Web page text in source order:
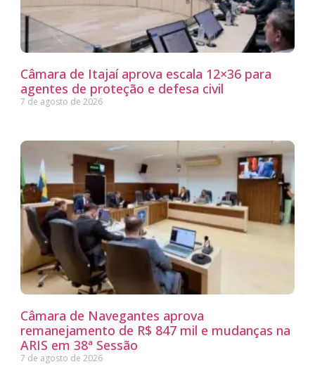
Câmara de Itajaí aprova escala 12×36 para
agentes de proteção e defesa civil
7 de agosto de 2026
Câmara de Navegantes aprova
remanejamento de R$ 847 mil e mudanças na
ARIS em 38ª Sessão
7 de agosto de 2026